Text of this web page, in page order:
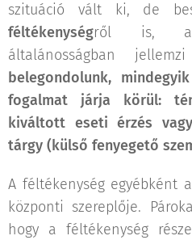
szituáció vált ki, de
féltékenységről is,
általánosságban
belegondolunk,
fogalmat járja körül:
kiváltott eseti érzés
tárgy (külső fenyegető
A féltékenység egyébként
központi szereplője.
hogy a féltékenység